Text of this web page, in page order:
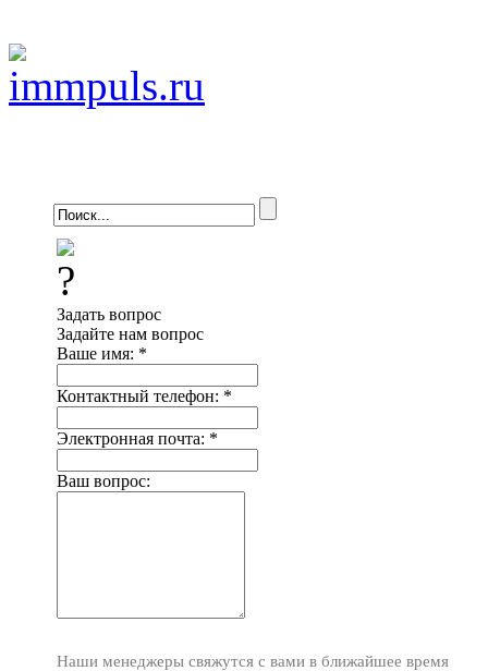
Задать вопрос
Задайте нам вопрос
Ваше имя: *
Контактный телефон: *
Электронная почта: *
Ваш вопрос:
Наши менеджеры свяжутся с вами в ближайшее время